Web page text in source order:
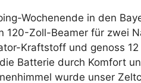
Wochenende in den
120-Zoll-Beamer für zwei
Kraftstoff und genoss
Batterie durch Komfort
wurde unser